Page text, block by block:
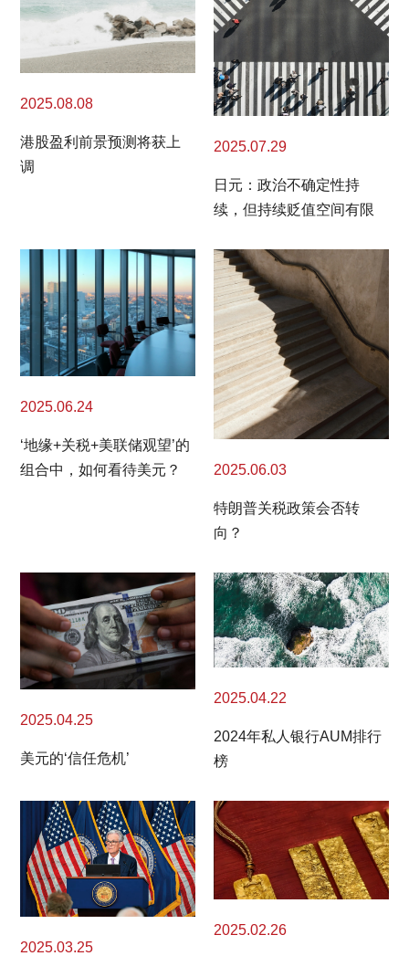
2025.08.08
港股盈利前景预测将获上
调
2025.07.29
日元：政治不确定性持
续，但持续贬值空间有限
2025.06.24
‘地缘+关税+美联储观望’的
组合中，如何看待美元？
2025.06.03
特朗普关税政策会否转
向？
2025.04.25
美元的‘信任危机’
2025.04.22
2024年私人银行AUM排行
榜
2025.03.25
2025.02.26